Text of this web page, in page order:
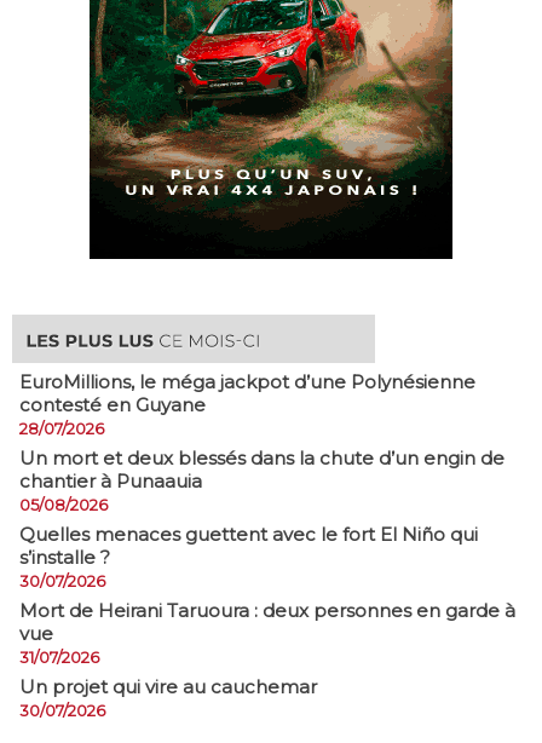
EuroMillions, ​le méga jackpot d’une Polynésienne
contesté en Guyane
28/07/2026
​Un mort et deux blessés dans la chute d’un engin de
chantier à Punaauia
05/08/2026
Quelles menaces guettent avec le fort El Niño qui
s’installe ?
30/07/2026
Mort de Heirani Taruoura : deux personnes en garde à
vue
31/07/2026
Un projet qui vire au cauchemar
30/07/2026